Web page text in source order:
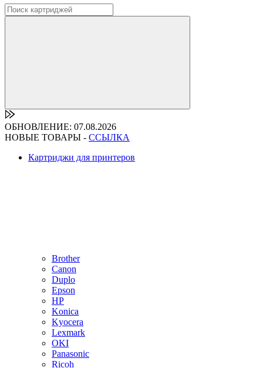
ОБНОВЛЕНИЕ: 07.08.2026
НОВЫЕ ТОВАРЫ - ССЫЛКА
Картриджи для принтеров
Brother
Canon
Duplo
Epson
HP
Konica
Kyocera
Lexmark
OKI
Panasonic
Ricoh